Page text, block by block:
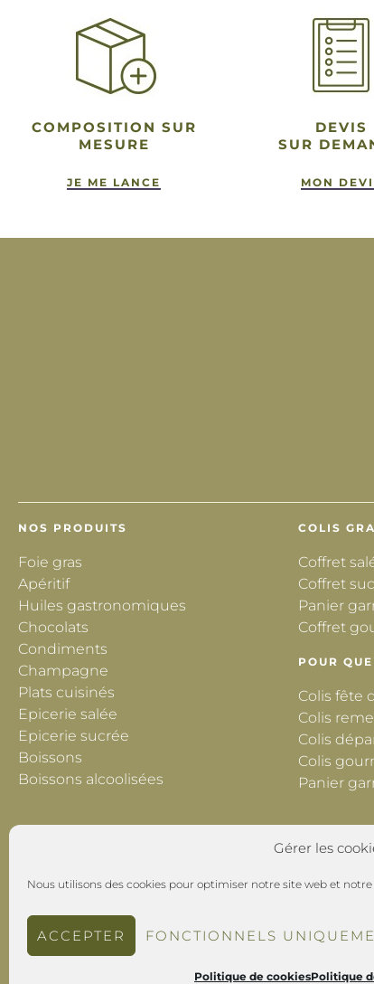
Gérer les
Nous utilisons des cookies pour optimiser notre site web et notre
ACCEPTER FONCTIONNELS
Politique de cookiesPolitique
COMPOSITION SUR
MESURE
JE ME LANCE
DEVIS
SUR
MON
NOS PRODUITS
Foie gras
Apéritif
Huiles gastronomiques
Chocolats
Condiments
Champagne
Plats cuisinés
Epicerie salée
Epicerie sucrée
Boissons
Boissons alcoolisées
COLIS
Coffret
Coffret
Panier
Coffret
POUR
Colis fête
Colis
Colis
Colis
Panier